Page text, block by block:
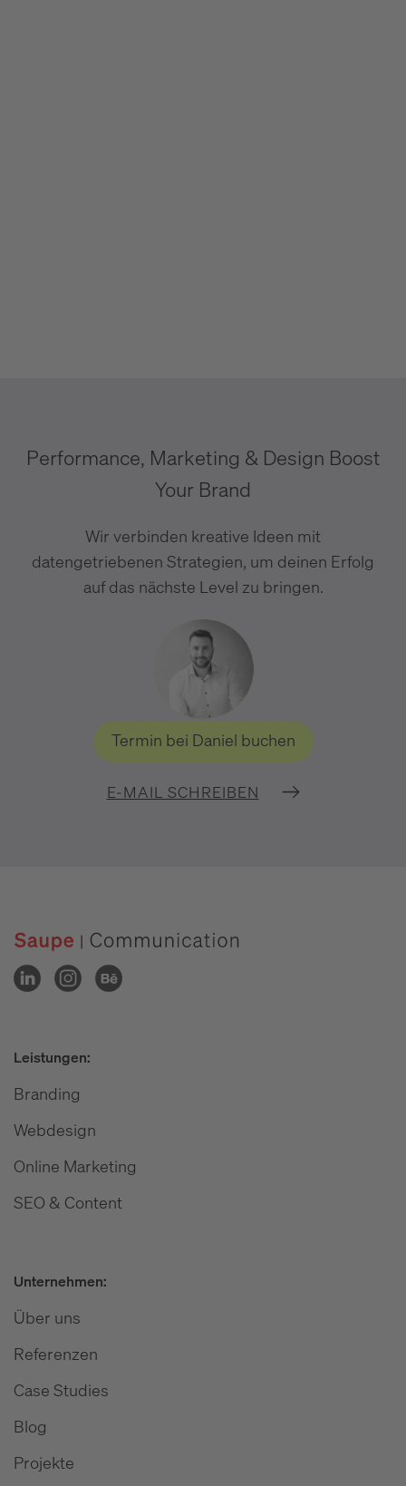
Performance, Marketing & Design Boost
Your Brand
Wir verbinden kreative Ideen mit
datengetriebenen Strategien, um deinen Erfolg
auf das nächste Level zu bringen.
Termin bei Daniel buchen
E-MAIL SCHREIBEN
Leistungen:
Branding
Webdesign
Online Marketing
SEO & Content
Unternehmen:
Über uns
Referenzen
Case Studies
Blog
Projekte